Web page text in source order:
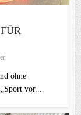
ohne
vor...